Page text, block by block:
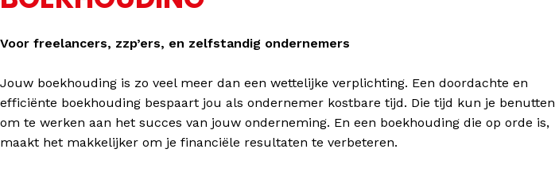
Voor freelancers, zzp’ers, en zelfstandig ondernemers
Jouw boekhouding is zo veel meer dan een wettelijke verplichting. Een doordachte en
efficiënte boekhouding bespaart jou als ondernemer kostbare tijd. Die tijd kun je benutten
om te werken aan het succes van jouw onderneming. En een boekhouding die op orde is,
maakt het makkelijker om je financiële resultaten te verbeteren.